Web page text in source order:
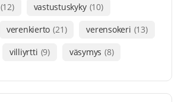
(12) vastustuskyky (10)
verenkierto (21) verensokeri (13)
villiyrtti (9) väsymys (8)